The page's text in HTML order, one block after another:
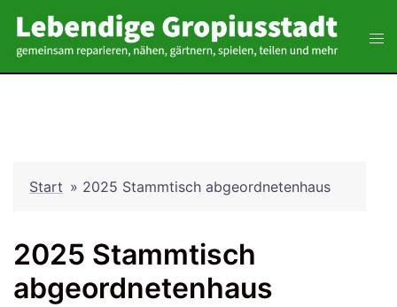
Inhalt
springen
Start » 2025 Stammtisch abgeordnetenhaus
2025 Stammtisch
abgeordnetenhaus